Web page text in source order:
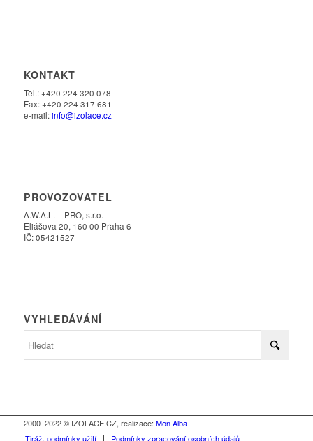
KONTAKT
Tel.: +420 224 320 078
Fax: +420 224 317 681
e-mail:info@izolace.cz
PROVOZOVATEL
A.W.A.L. – PRO, s.r.o.
Eliášova 20, 160 00 Praha 6
IČ: 05421527
VYHLEDÁVÁNÍ
2000–2022 © IZOLACE.CZ, realizace: Mon Alba
Tiráž, podmínky užití
Podmínky zpracování osobních údajů